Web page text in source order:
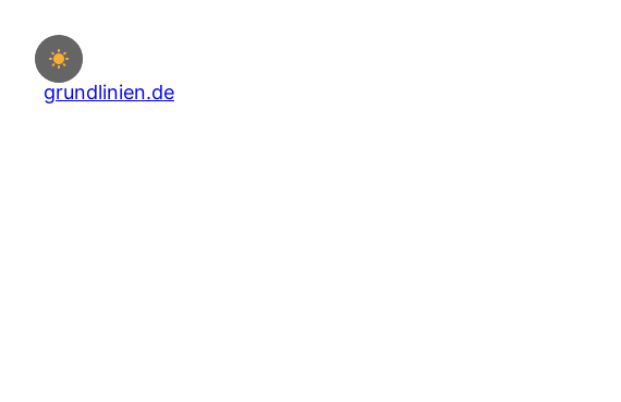
Inhalt
springen
grundlinien.de